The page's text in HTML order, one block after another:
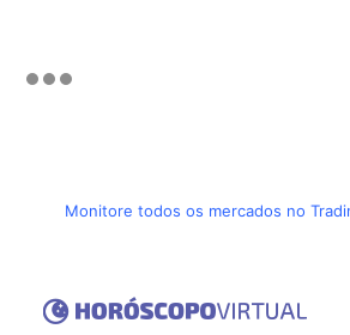
Monitore todos os mercados no